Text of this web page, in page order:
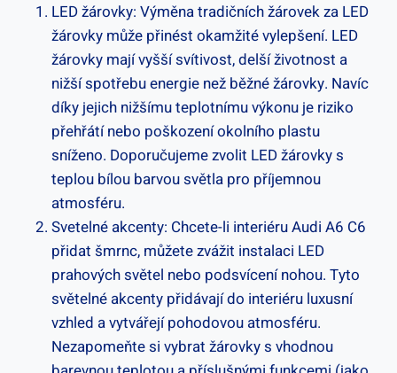
LED žárovky: Výměna tradičních žárovek za LED
žárovky může přinést okamžité vylepšení. LED
žárovky mají vyšší svítivost, delší životnost a
nižší spotřebu energie než běžné žárovky. Navíc
díky jejich nižšímu teplotnímu výkonu je riziko
přehřátí nebo poškození okolního plastu
sníženo. Doporučujeme zvolit LED žárovky s
teplou bílou barvou světla pro příjemnou
atmosféru.
Svetelné akcenty: Chcete-li interiéru Audi A6 C6
přidat šmrnc, můžete zvážit instalaci LED
prahových světel nebo podsvícení nohou. Tyto
světelné akcenty přidávají do interiéru luxusní
vzhled a vytvářejí pohodovou atmosféru.
Nezapomeňte si vybrat žárovky s vhodnou